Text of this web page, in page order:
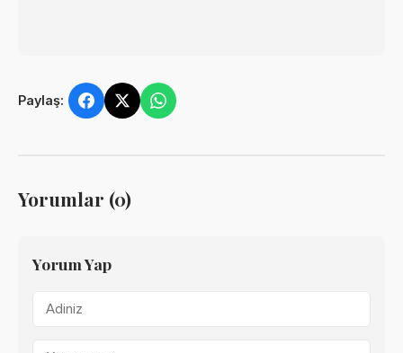
Paylaş:
Yorumlar (0)
Yorum Yap